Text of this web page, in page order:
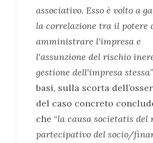
associativo. Esso è volto a
la correlazione tra il potere
amministrare l'impresa e
l'assunzione del rischio
gestione dell'impresa stessa
basi, sulla scorta
del caso concreto
che “la causa societatis del
partecipativo del socio/